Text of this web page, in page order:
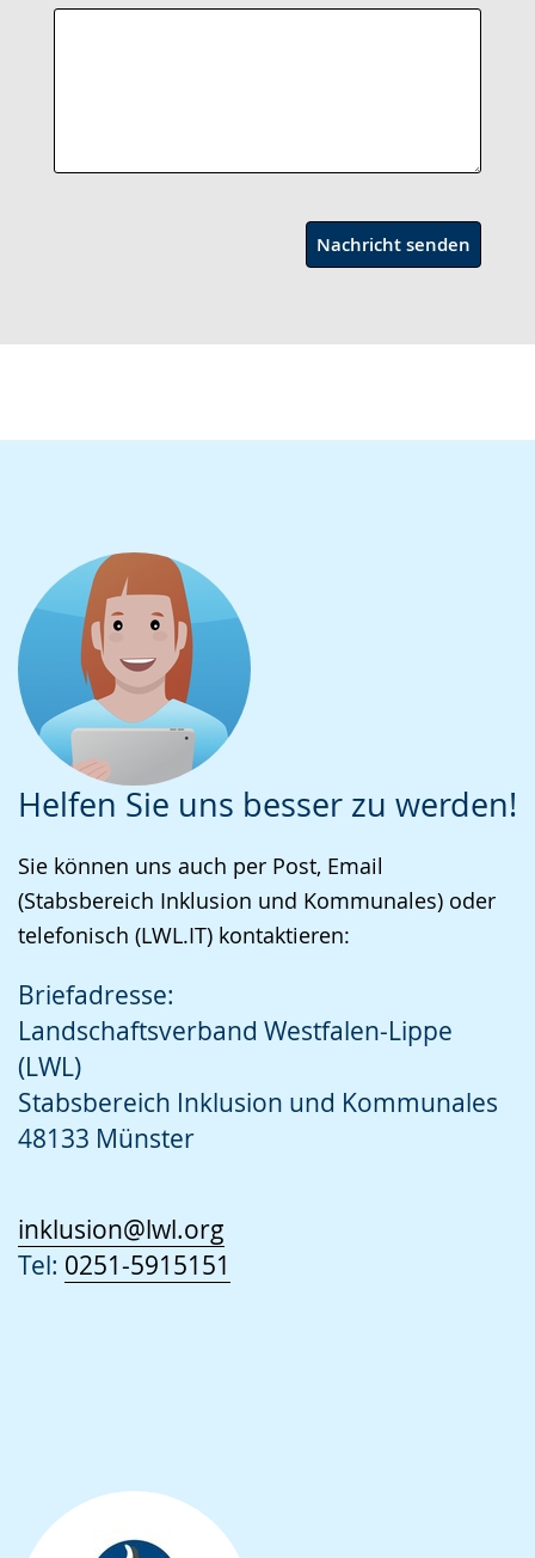
Nachricht senden
Helfen Sie uns besser zu werden!
Sie können uns auch per Post, Email
(Stabsbereich Inklusion und Kommunales) oder
telefonisch (LWL.IT) kontaktieren:
Briefadresse:
Landschaftsverband Westfalen-Lippe
(LWL)
Stabsbereich Inklusion und Kommunales
48133 Münster
inklusion@lwl.org
Tel: 0251-5915151